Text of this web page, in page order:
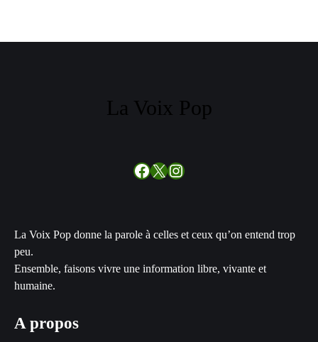
La Voix Pop
Facebook
X Instagram
La Voix Pop donne la parole à celles et ceux qu’on entend trop
peu.
Ensemble, faisons vivre une information libre, vivante et
humaine.
A propos